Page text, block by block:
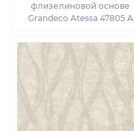
флизелиновой основе
Grandeco Atessa 47805 A